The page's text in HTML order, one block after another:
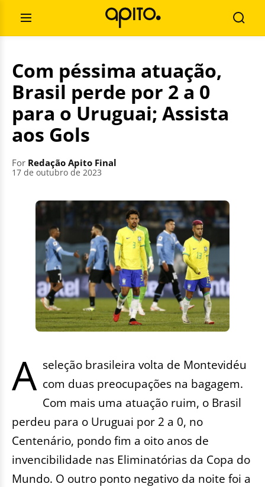
contentOpen
Menu
for:
Com péssima atuação,
Brasil perde por 2 a 0
para o Uruguai; Assista
aos Gols
For Redação Apito Final
17 de outubro de 2023
A seleção brasileira volta de Montevidéu
com duas preocupações na bagagem.
Com mais uma atuação ruim, o Brasil
perdeu para o Uruguai por 2 a 0, no
Centenário, pondo fim a oito anos de
invencibilidade nas Eliminatórias da Copa do
Mundo. O outro ponto negativo da noite foi a